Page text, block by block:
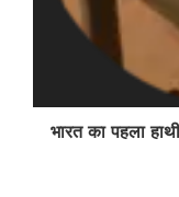
भारत का पहला